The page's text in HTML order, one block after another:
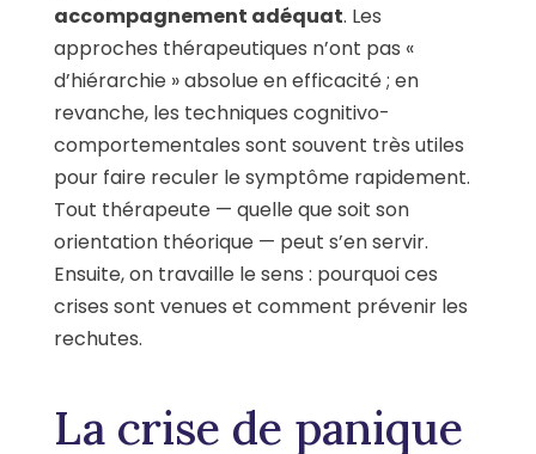
accompagnement adéquat. Les
approches thérapeutiques n’ont pas «
d’hiérarchie » absolue en efficacité ; en
revanche, les techniques cognitivo-
comportementales sont souvent très utiles
pour faire reculer le symptôme rapidement.
Tout thérapeute — quelle que soit son
orientation théorique — peut s’en servir.
Ensuite, on travaille le sens : pourquoi ces
crises sont venues et comment prévenir les
rechutes.
La crise de panique